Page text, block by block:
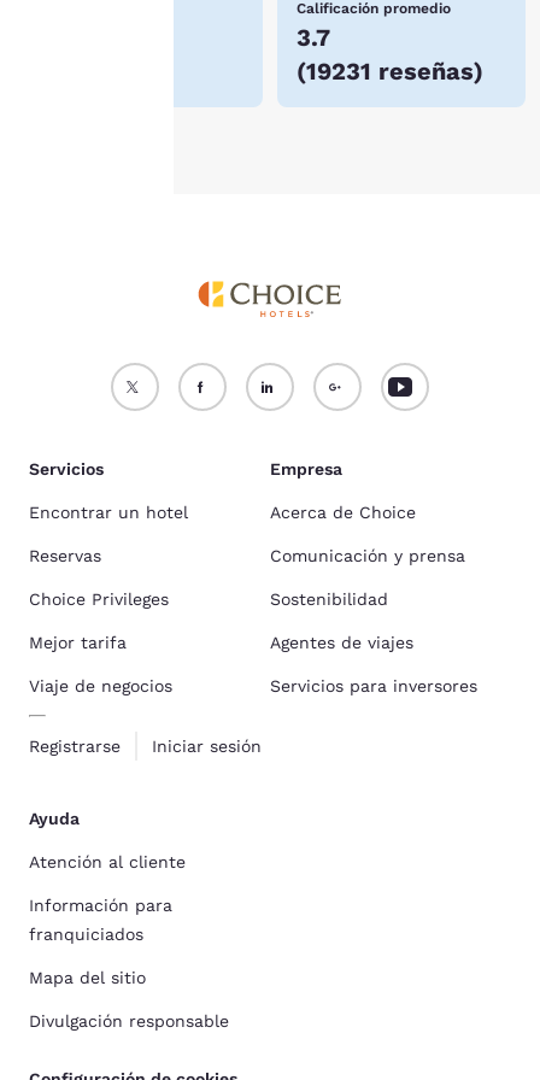
Calificación promedio
3.7
(19231 reseñas)
Aceptar todas las cookies Rechazar todas las
Servicios
Encontrar un hotel
Reservas
Choice Privileges
Mejor tarifa
Viaje de negocios
Registrarse Iniciar sesión
Empresa
Acerca de Choice
Comunicación y prensa
Sostenibilidad
Agentes de viajes
Servicios para inversores
Ayuda
Atención al cliente
Información para
franquiciados
Mapa del sitio
Divulgación responsable